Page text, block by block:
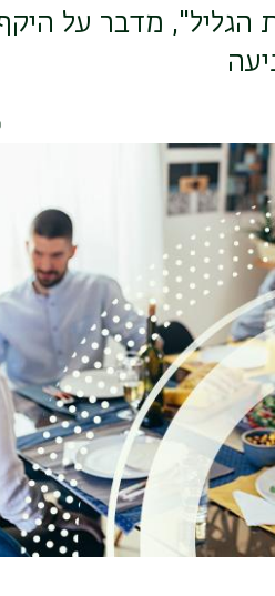
הגליל", מדבר על